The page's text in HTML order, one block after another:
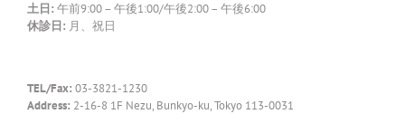
土日: 午前9:00 – 午後1:00/午後2:00 – 午後6:00
休診日: 月、祝日
TEL/Fax: 03-3821-1230
Address: 2-16-8 1F Nezu, Bunkyo-ku, Tokyo 113-0031